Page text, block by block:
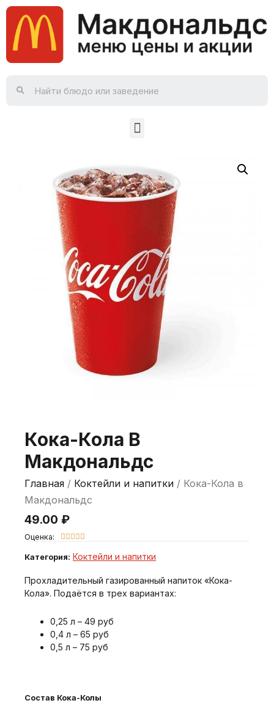
Кока-Кола В
Макдональдс
Главная / Коктейли и напитки / Кока-Кола в
Макдональдс
49.00 ₽
Оценка: 
Категория: Коктейли и напитки
Прохладительный газированный напиток «Кока-
Кола». Подаётся в трех вариантах:
0,25 л – 49 руб
0,4 л – 65 руб
0,5 л – 75 руб
Состав Кока-Колы